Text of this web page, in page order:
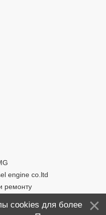
engine co.ltd
ремонту
cookies для более